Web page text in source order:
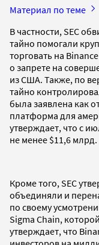
Материал по теме
В частности, SEC
тайно помогали
торговать на
о запрете на
из США. Также, по
тайно
была заявлена как
платформа для
утверждает, что с
не менее $11,6 млрд.
Кроме того, SEC
объединяли и
по своему
Sigma Chain,
утверждает, что